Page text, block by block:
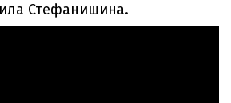
Стефанишина.